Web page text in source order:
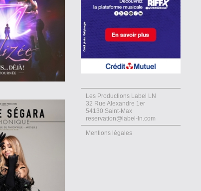
Les Productions Label LN
32 Rue Alexandre 1er
54130 Saint-Max
reservation@label-ln.com
Mentions légales